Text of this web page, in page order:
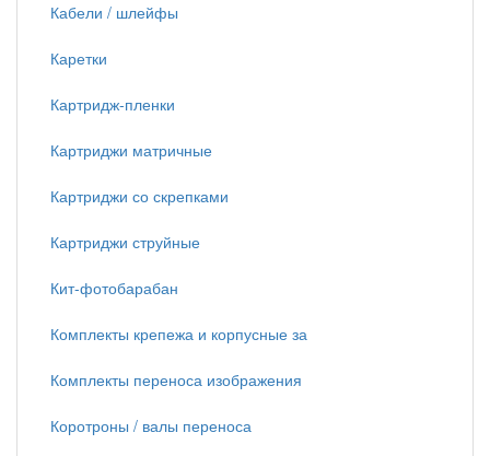
Кабели / шлейфы
Каретки
Картридж-пленки
Картриджи матричные
Картриджи со скрепками
Картриджи струйные
Кит-фотобарабан
Комплекты крепежа и корпусные за
Комплекты переноса изображения
Коротроны / валы переноса